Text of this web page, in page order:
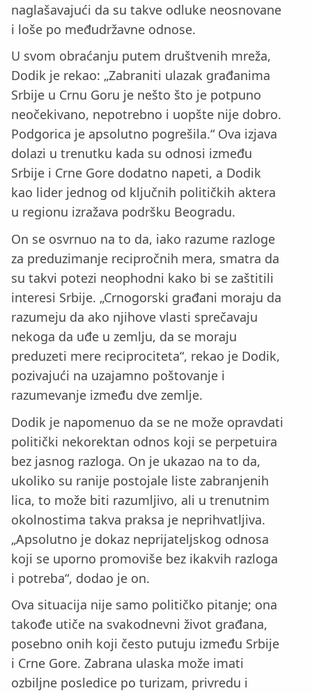
naglašavajući da su takve odluke neosnovane
i loše po međudržavne odnose.
U svom obraćanju putem društvenih mreža,
Dodik je rekao: „Zabraniti ulazak građanima
Srbije u Crnu Goru je nešto što je potpuno
neočekivano, nepotrebno i uopšte nije dobro.
Podgorica je apsolutno pogrešila.“ Ova izjava
dolazi u trenutku kada su odnosi između
Srbije i Crne Gore dodatno napeti, a Dodik
kao lider jednog od ključnih političkih aktera
u regionu izražava podršku Beogradu.
On se osvrnuo na to da, iako razume razloge
za preduzimanje recipročnih mera, smatra da
su takvi potezi neophodni kako bi se zaštitili
interesi Srbije. „Crnogorski građani moraju da
razumeju da ako njihove vlasti sprečavaju
nekoga da uđe u zemlju, da se moraju
preduzeti mere reciprociteta“, rekao je Dodik,
pozivajući na uzajamno poštovanje i
razumevanje između dve zemlje.
Dodik je napomenuo da se ne može opravdati
politički nekorektan odnos koji se perpetuira
bez jasnog razloga. On je ukazao na to da,
ukoliko su ranije postojale liste zabranjenih
lica, to može biti razumljivo, ali u trenutnim
okolnostima takva praksa je neprihvatljiva.
„Apsolutno je dokaz neprijateljskog odnosa
koji se uporno promoviše bez ikakvih razloga
i potreba“, dodao je on.
Ova situacija nije samo političko pitanje; ona
takođe utiče na svakodnevni život građana,
posebno onih koji često putuju između Srbije
i Crne Gore. Zabrana ulaska može imati
ozbiljne posledice po turizam, privredu i